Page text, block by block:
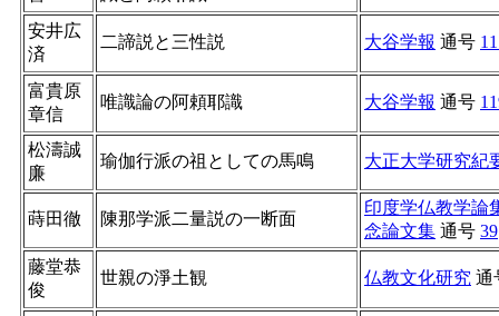
安井広
済
二諦説と三性説 大谷学報 通号
富貴原
章信
唯識論の阿頼耶識 大谷学報 通号
松濤誠
廉
瑜伽行派の祖としての馬鳴 大正大学研究紀
蒔田徹 陳那学派二量説の一断面
印度学仏教学論
念論文集 通号 39
藤堂恭
俊
世親の淨土観 仏教文化研究 通